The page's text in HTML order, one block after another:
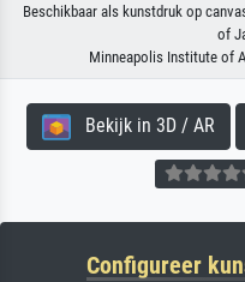
Beschikbaar als kunstdruk op
of
Minneapolis Institute of
Bekijk in 3D / AR
Configureer